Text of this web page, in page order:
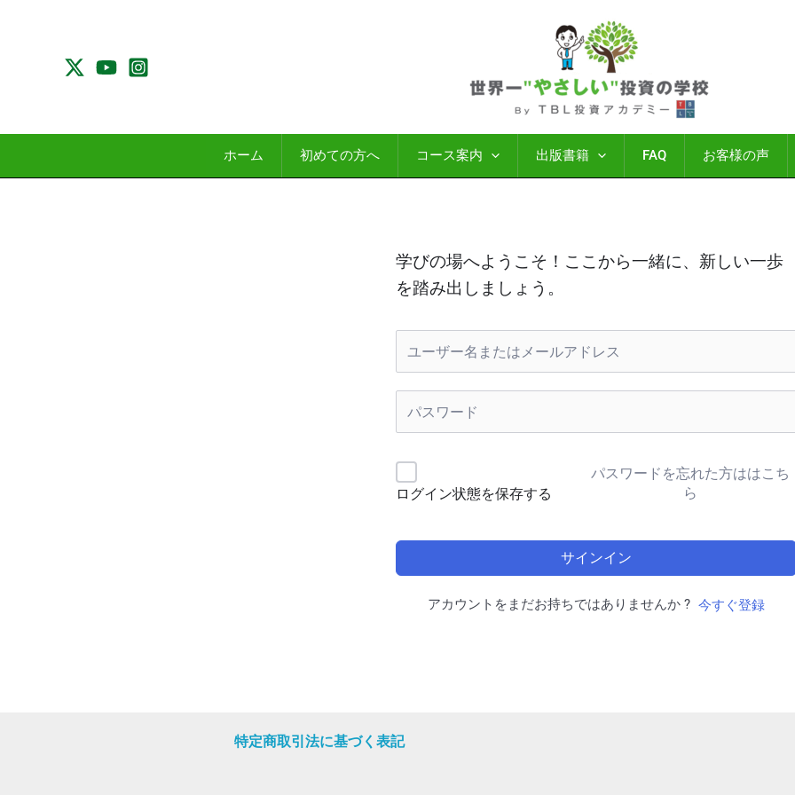
プ
ホーム 初めての方へ コース案内 出版書籍 FAQ お客様の声
学びの場へようこそ！ここから一緒に、新しい一歩
を踏み出しましょう。
ログイン状態を保存する
パスワードを忘れた方ははこち
ら
サインイン
アカウントをまだお持ちではありませんか ? 今すぐ登録
特定商取引法に基づく表記